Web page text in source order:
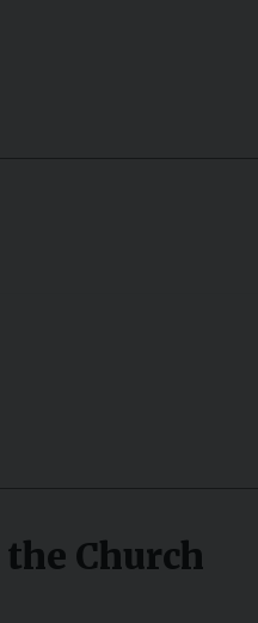
Church